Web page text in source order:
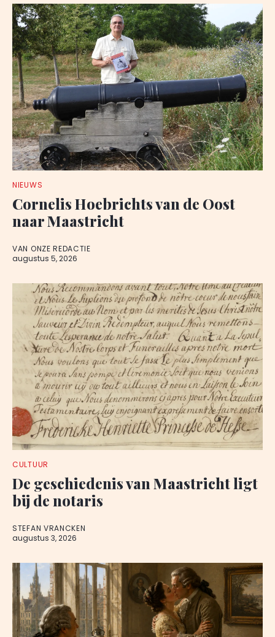
NIEUWS
Cornelis Hoebrichts van de Oost
naar Maastricht
VAN ONZE REDACTIE
augustus 5, 2026
CULTUUR
De geschiedenis van Maastricht ligt
bij de notaris
STEFAN VRANCKEN
augustus 3, 2026